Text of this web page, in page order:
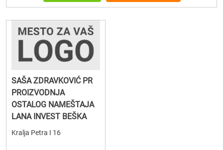
SAŠA ZDRAVKOVIĆ PR
PROIZVODNJA
OSTALOG NAMEŠTAJA
LANA INVEST BEŠKA
Kralja Petra I 16